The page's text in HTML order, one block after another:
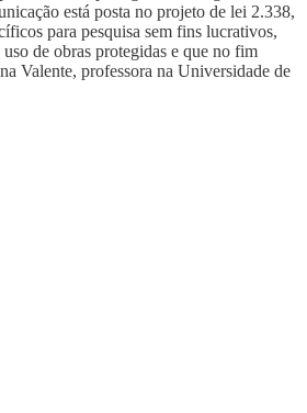
está posta no projeto de lei 2.338,
para pesquisa sem fins lucrativos,
de obras protegidas e que no fim
Valente, professora na Universidade de